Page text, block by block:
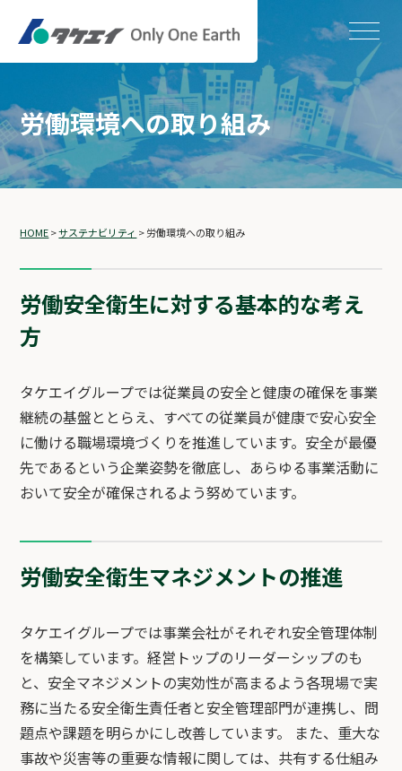
労働環境への取り組み
HOME>サステナビリティ >労働環境への取り組み
労働安全衛生に対する基本的な考え
方
タケエイグループでは従業員の安全と健康の確保を事業
継続の基盤ととらえ、すべての従業員が健康で安心安全
に働ける職場環境づくりを推進しています。安全が最優
先であるという企業姿勢を徹底し、あらゆる事業活動に
おいて安全が確保されるよう努めています。
労働安全衛生マネジメントの推進
タケエイグループでは事業会社がそれぞれ安全管理体制
を構築しています。経営トップのリーダーシップのも
と、安全マネジメントの実効性が高まるよう各現場で実
務に当たる安全衛生責任者と安全管理部門が連携し、問
題点や課題を明らかにし改善しています。 また、重大な
事故や災害等の重要な情報に関しては、共有する仕組み